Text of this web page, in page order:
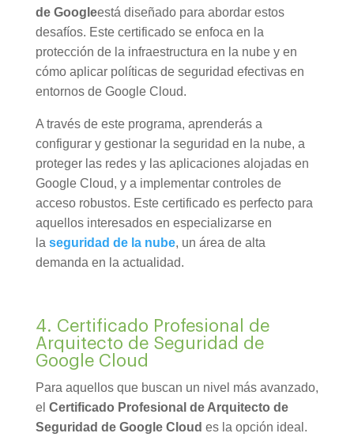
de Googleestá diseñado para abordar estos
desafíos. Este certificado se enfoca en la
protección de la infraestructura en la nube y en
cómo aplicar políticas de seguridad efectivas en
entornos de Google Cloud.
A través de este programa, aprenderás a
configurar y gestionar la seguridad en la nube, a
proteger las redes y las aplicaciones alojadas en
Google Cloud, y a implementar controles de
acceso robustos. Este certificado es perfecto para
aquellos interesados en especializarse en
la seguridad de la nube, un área de alta
demanda en la actualidad.
4. Certificado Profesional de
Arquitecto de Seguridad de
Google Cloud
Para aquellos que buscan un nivel más avanzado,
el Certificado Profesional de Arquitecto de
Seguridad de Google Cloud es la opción ideal.